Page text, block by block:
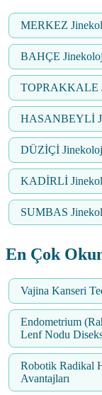
MERKEZ
BAHÇE
TOPRAKKALE
HASANBEYLİ
DÜZİÇİ
KADİRLİ
SUMBAS
En Çok
Vajina Kanseri
Endometrium
Lenf Nodu
Robotik Radikal
Avantajları